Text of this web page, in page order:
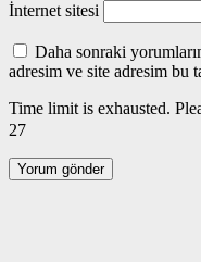
İnternet sitesi
Daha sonraki
adresim ve site adresim bu
Time limit is exhausted.
27